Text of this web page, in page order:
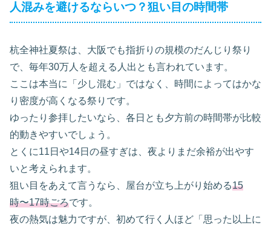
人混みを避けるならいつ？狙い目の時間帯
杭全神社夏祭は、大阪でも指折りの規模のだんじり祭り
で、毎年30万人を超える人出とも言われています。
ここは本当に「少し混む」ではなく、時間によってはかな
り密度が高くなる祭りです。
ゆったり参拝したいなら、各日とも夕方前の時間帯が比較
的動きやすいでしょう。
とくに11日や14日の昼すぎは、夜よりまだ余裕が出やす
いと考えられます。
狙い目をあえて言うなら、屋台が立ち上がり始める15
時〜17時ごろです。
夜の熱気は魅力ですが、初めて行く人ほど「思った以上に